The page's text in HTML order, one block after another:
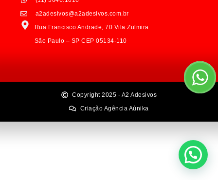
a2adesivos@a2adesivos.com.br
Rua Francisco Andrade, 70 Vila Zulmira
São Paulo – SP CEP 05134-110
Copyright 2025 - A2 Adesivos
Criação Agência Aúnika